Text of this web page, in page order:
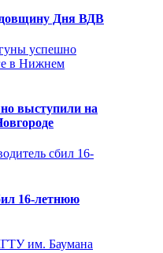
Дня ВДВ
выступили на
16-летнюю